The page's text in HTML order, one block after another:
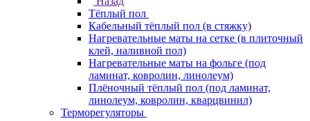
Тёплый пол
Кабельный тёплый пол (в стяжку)
Нагревательные маты на сетке (в плиточный
клей, наливной пол)
Нагревательные маты на фольге (под
ламинат, ковролин, линолеум)
Плёночный тёплый пол (под ламинат,
линолеум, ковролин, кварцвинил)
Терморегуляторы